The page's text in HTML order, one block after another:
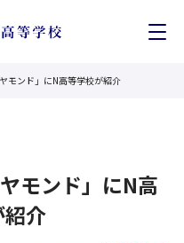
モンド」にN高等学校が紹介
モンド」にN高
介